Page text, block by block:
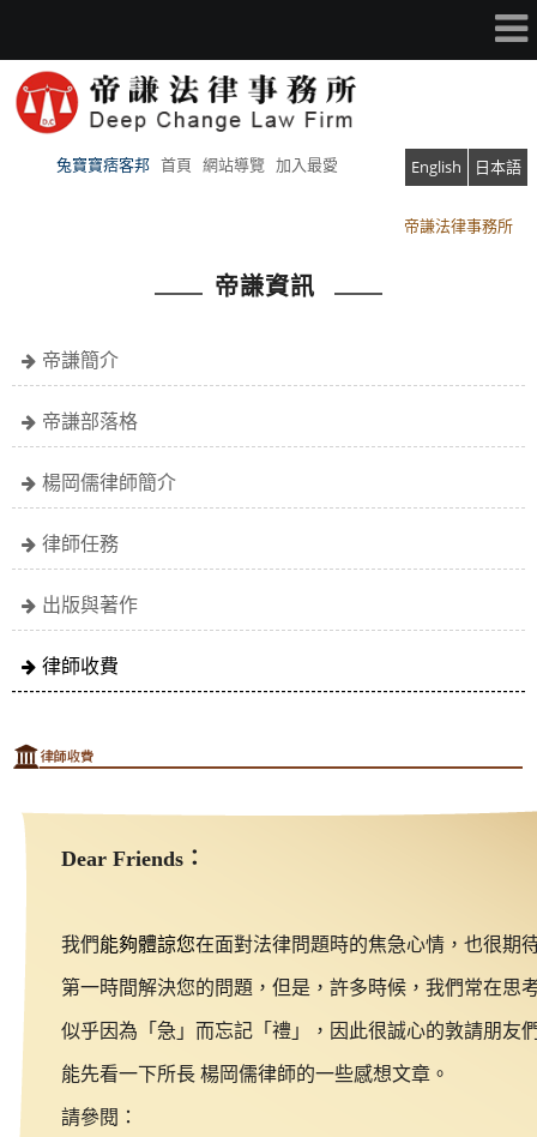
兔寶寶痞客邦 首頁 網站導覽 加入最愛 English
日本語
帝謙資訊
帝謙簡介
帝謙部落格
楊岡儒律師簡介
律師任務
出版與著作
律師收費
Dear Friends：
我們能夠體諒您在面對法律問題時的焦急心情， 也很期
第一時間解決您的問題， 但是，許多時候，我們常在思
似乎因為「急」而忘記「禮」，因此很誠心的敦請朋友
能先看一下所長 楊岡儒律師的一些感想文章。
請參閱：